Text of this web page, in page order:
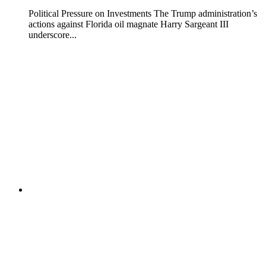
Political Pressure on Investments The Trump administration’s
actions against Florida oil magnate Harry Sargeant III
underscore...